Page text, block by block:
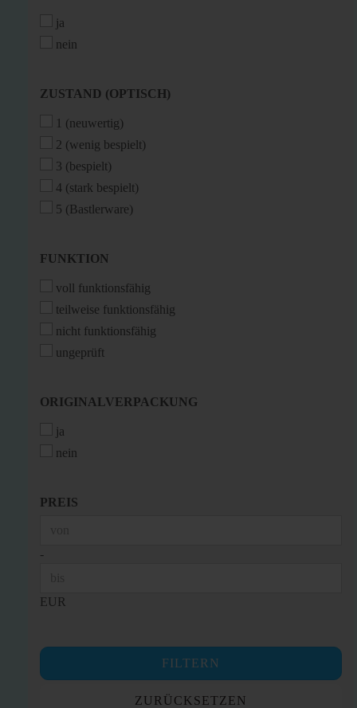
ja
nein
ZUSTAND
ZUSTAND (OPTISCH)
1 (neuwertig)
2 (wenig bespielt)
3 (bespielt)
4 (stark bespielt)
5 (Bastlerware)
FUNKTION
FUNKTION
voll funktionsfähig
teilweise funktionsfähig
nicht funktionsfähig
ungeprüft
ORIGINALVERPACKUNG
ORIGINALVERPACKUNG
ja
nein
PREIS
PREIS
-
EUR
FILTERN
ZURÜCKSETZEN